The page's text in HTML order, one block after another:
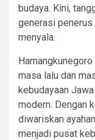
budaya. Kini,
generasi
menyala.
masa lalu dan
kebudayaan
modern. Dengan
diwariskan
menjadi pusat